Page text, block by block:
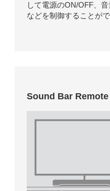
して電源のON/OFF、
などを制御することがで
Sound Bar